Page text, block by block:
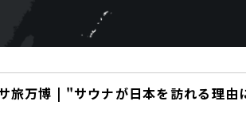
旅万博 | "サウナが日本を訪れる理由